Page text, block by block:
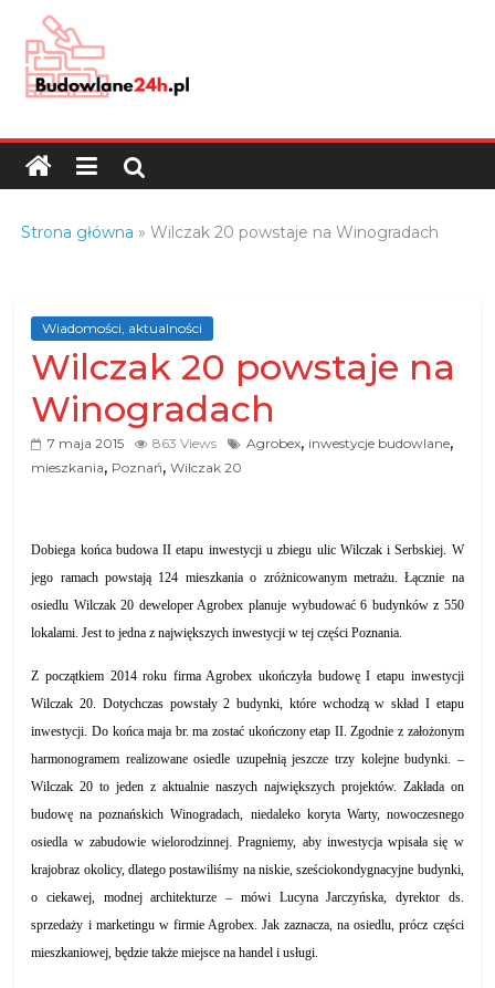
content
Budowlane24h.pl
portal
budowlany
branży
budowlanej
Strona główna »Wilczak 20 powstaje na Winogradach
Wiadomości, aktualności
Wilczak 20 powstaje na
Winogradach
7 maja 2015 863 Views Agrobex, inwestycje budowlane,
mieszkania, Poznań,Wilczak 20
Dobiega końca budowa II etapu inwestycji u zbiegu ulic Wilczak i Serbskiej. W
jego ramach powstają 124 mieszkania o zróżnicowanym metrażu. Łącznie na
osiedlu Wilczak 20 deweloper Agrobex planuje wybudować 6 budynków z 550
lokalami. Jest to jedna z największych inwestycji w tej części Poznania.
Z początkiem 2014 roku firma Agrobex ukończyła budowę I etapu inwestycji
Wilczak 20. Dotychczas powstały 2 budynki, które wchodzą w skład I etapu
inwestycji. Do końca maja br. ma zostać ukończony etap II. Zgodnie z założonym
harmonogramem realizowane osiedle uzupełnią jeszcze trzy kolejne budynki. –
Wilczak 20 to jeden z aktualnie naszych największych projektów. Zakłada on
budowę na poznańskich Winogradach, niedaleko koryta Warty, nowoczesnego
osiedla w zabudowie wielorodzinnej. Pragniemy, aby inwestycja wpisała się w
krajobraz okolicy, dlatego postawiliśmy na niskie, sześciokondygnacyjne budynki,
o ciekawej, modnej architekturze – mówi Lucyna Jarczyńska, dyrektor ds.
sprzedaży i marketingu w firmie Agrobex. Jak zaznacza, na osiedlu, prócz części
mieszkaniowej, będzie także miejsce na handel i usługi.